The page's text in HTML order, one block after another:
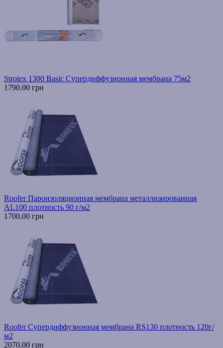
Strotex 1300 Basic Супердиффузионная мембрана 75м2
1790.00 грн
Roofer Пароизоляционная мембрана металлизированная
AL100 плотность 90 г/м2
1700.00 грн
Roofer Супердиффузионная мембрана RS130 плотность 120г/
м2
2070.00 грн